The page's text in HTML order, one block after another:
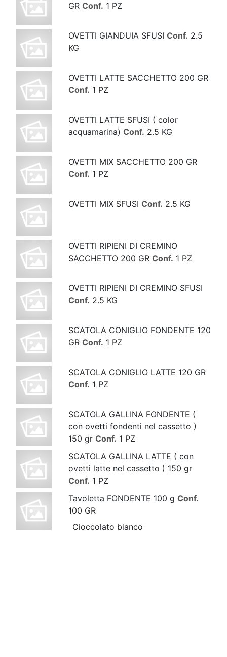
GR Conf. 1 PZ
OVETTI GIANDUIA SFUSI Conf. 2.5
KG
OVETTI LATTE SACCHETTO 200 GR
Conf. 1 PZ
OVETTI LATTE SFUSI ( color
acquamarina) Conf. 2.5 KG
OVETTI MIX SACCHETTO 200 GR
Conf. 1 PZ
OVETTI MIX SFUSI Conf. 2.5 KG
OVETTI RIPIENI DI CREMINO
SACCHETTO 200 GR Conf. 1 PZ
OVETTI RIPIENI DI CREMINO SFUSI
Conf. 2.5 KG
SCATOLA CONIGLIO FONDENTE 120
GR Conf. 1 PZ
SCATOLA CONIGLIO LATTE 120 GR
Conf. 1 PZ
SCATOLA GALLINA FONDENTE (
con ovetti fondenti nel cassetto )
150 gr Conf. 1 PZ
SCATOLA GALLINA LATTE ( con
ovetti latte nel cassetto ) 150 gr
Conf. 1 PZ
Tavoletta FONDENTE 100 g Conf.
100 GR
Cioccolato bianco